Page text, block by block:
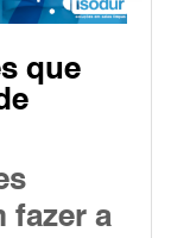
que
fazer a